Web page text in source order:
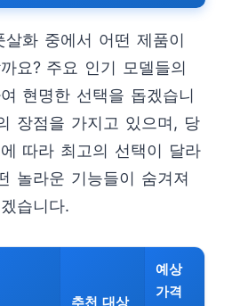
화 중에서 어떤 제품이
요? 주요 인기 모델들의
현명한 선택을 돕겠습니
장점을 가지고 있으며, 당
따라 최고의 선택이 달라
놀라운 기능들이 숨겨져
습니다.
추천 대상
예상
가격